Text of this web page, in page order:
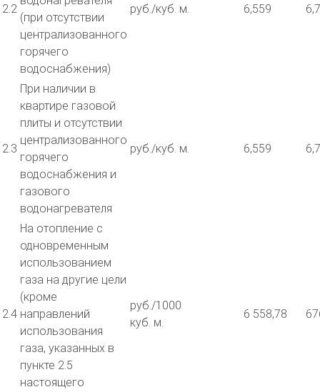
2.2
(при отсутствии
централизованного
горячего
водоснабжения)
руб./куб. м. 6,559
2.3
При наличии в
квартире газовой
плиты и отсутствии
централизованного
горячего
водоснабжения и
газового
водонагревателя
руб./куб. м. 6,559
2.4
На отопление с
одновременным
использованием
газа на другие цели
(кроме
направлений
использования
газа, указанных в
пункте 2.5
настоящего
руб./1000
куб. м.
6 558,78